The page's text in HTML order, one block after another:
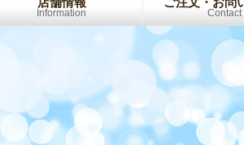
Information Contact